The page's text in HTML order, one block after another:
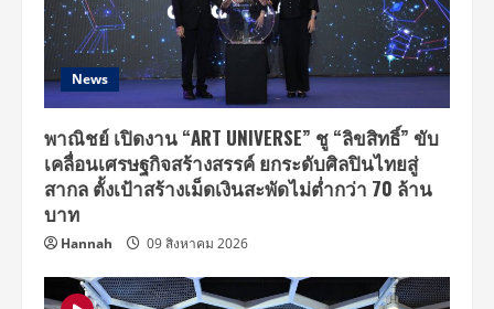
สำเร็จ
จาก
เเคมเปญ
ล่าสุด
“NABO
SAYS
News
พาณิชย์ เปิดงาน “ART UNIVERSE” ชู “ลิขสิทธิ์” ขับ
เคลื่อนเศรษฐกิจสร้างสรรค์ ยกระดับศิลปินไทยสู่
สากล ตั้งเป้าสร้างเม็ดเงินสะพัดไม่ต่ำกว่า 70 ล้าน
บาท
Hannah 09 สิงหาคม 2026